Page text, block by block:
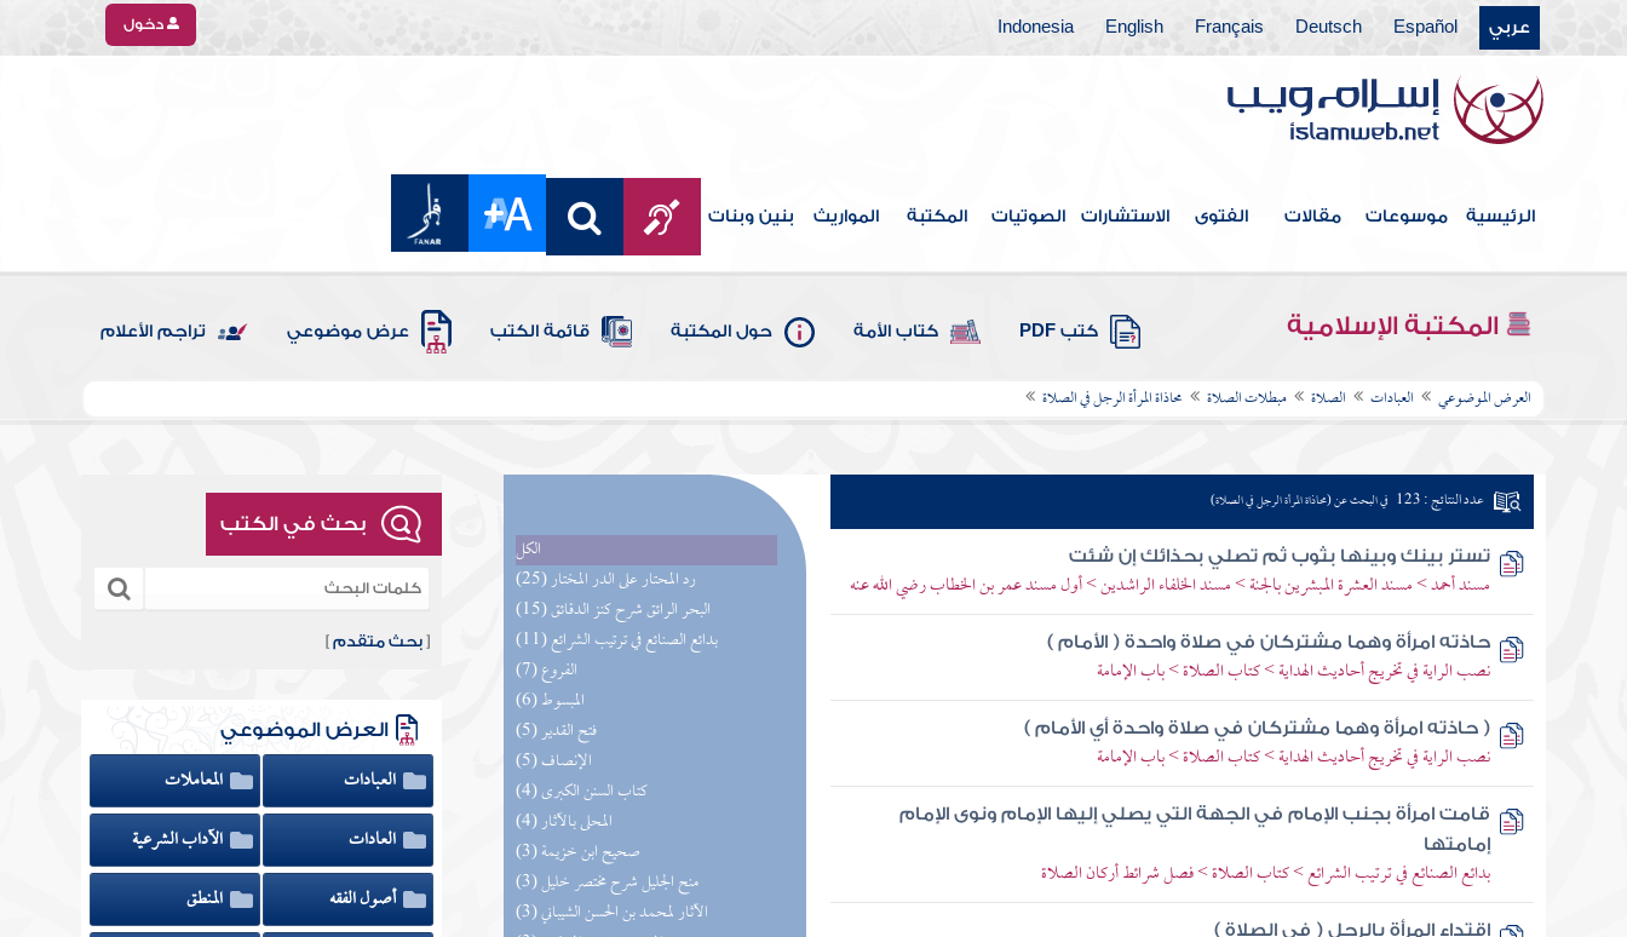
عربي Español
Deutsch
Français
English
Indonesia دخول
الرئيسية موسوعات مقالات الفتوى الاستشارات الصوتيات المكتبة المواريث بنين وبنات
المكتبة الإسلامية كتب PDF كتاب الأمة حول المكتبة قائمة الكتب عرض موضوعي تراجم الأعلام
العرض الموضوعي العبادات الصلاة مبطلات الصلاة محاذاة المرأة الرجل في الصلاة
الكل
(25) رد المحتار على الدر المختار
(15) البحر الرائق شرح كنز الدقائق
(11) بدائع الصنائع في ترتيب الشرائع
(7) الفروع
(6) المبسوط
(5) فتح القدير
(5) الإنصاف
(4) كتاب السنن الكبرى
(4) المحلى بالآثار
(3) صحيح ابن خزيمة
(3) منح الجليل شرح مختصر خليل
(3) الآثار لمحمد بن الحسن الشيباني
عدد النتائج : 123 في البحث عن (محاذاة المرأة الرجل في الصلاة)
تستر بينك وبينها بثوب ثم تصلي بحذائك إن شئت
مسند أحمد > مسند العشرة المبشرين بالجنة > مسند الخلفاء الراشدين > أول مسند عمر بن الخطاب رضي الله عنه
حاذته امرأة وهما مشتركان في صلاة واحدة ( الأمام )
نصب الراية في تخريج أحاديث الهداية > كتاب الصلاة > باب الإمامة
( حاذته امرأة وهما مشتركان في صلاة واحدة أي الأمام )
نصب الراية في تخريج أحاديث الهداية > كتاب الصلاة > باب الإمامة
قامت امرأة بجنب الإمام في الجهة التي يصلي إليها الإمام ونوى الإمام
إمامتها
بدائع الصنائع في ترتيب الشرائع > كتاب الصلاة > فصل شرائط أركان الصلاة
اقتداء المرأة بالرجل ( في الصلاة )
بحث في الكتب
[بحث متقدم ]
العرض الموضوعي
العبادات
المعاملات
العادات
الآداب الشرعية
أصول الفقه
المنطق